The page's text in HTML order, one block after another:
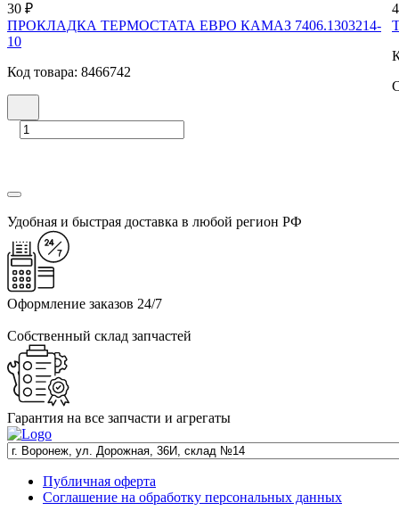
30 ₽
ПРОКЛАДКА ТЕРМОСТАТА ЕВРО КАМАЗ 7406.1303214-
10
Код товара: 8466742
Удобная и быстрая доставка в любой регион РФ
Оформление заказов 24/7
Собственный склад запчастей
Гарантия на все запчасти и агрегаты
Публичная оферта
Соглашение на обработку персональных данных